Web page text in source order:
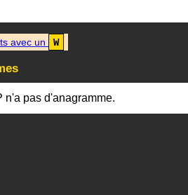
avec un W
n'a pas d'anagramme.